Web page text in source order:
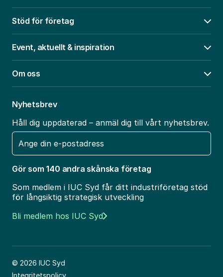
Stöd för företag
Event, aktuellt & inspiration
Om oss
Nyhetsbrev
Håll dig uppdaterad – anmäl dig till vårt nyhetsbrev.
E-
post
Gör som 140 andra skånska företag
Som medlem i IUC Syd får ditt industriföretag stöd
för långsiktig strategisk utveckling
Bli medlem hos IUC Syd
© 2026 IUC Syd
Integritetspolicy